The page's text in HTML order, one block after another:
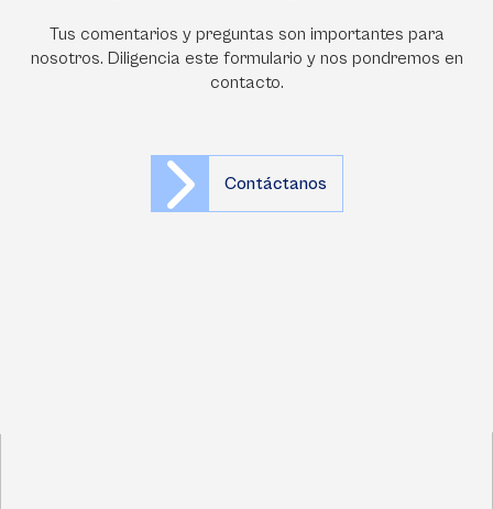
Tus comentarios y preguntas son importantes para
nosotros. Diligencia este formulario y nos pondremos en
contacto.
Contáctanos